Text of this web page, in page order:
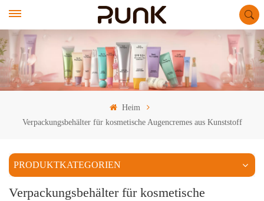
Heim
Verpackungsbehälter für kosmetische Augencremes aus Kunststoff
PRODUKTKATEGORIEN
Verpackungsbehälter für kosmetische